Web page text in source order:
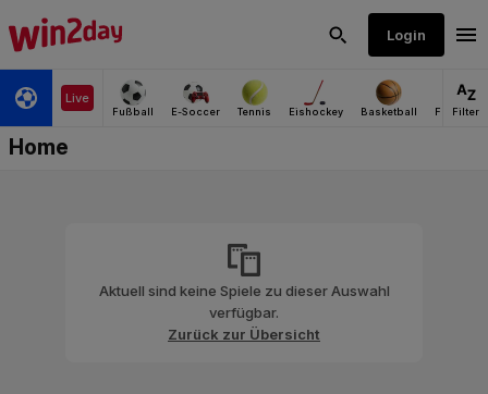
Aktuell sind keine Spiele zu dieser Auswahl
verfügbar.
Zurück zur Übersicht